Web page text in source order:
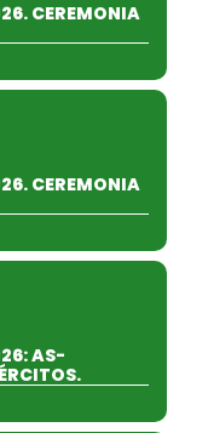
CEREMONIA
CEREMONIA
AS-